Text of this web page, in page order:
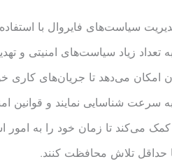
سیاست‌های فایروال با
زیاد سیاست‌های امنیتی و
می‌دهد تا جریان‌های کاری
سرعت شناسایی نمایند و قوانین
می‌کند تا زمان خود را به امور
حداقل تلاش محافظت کنند.